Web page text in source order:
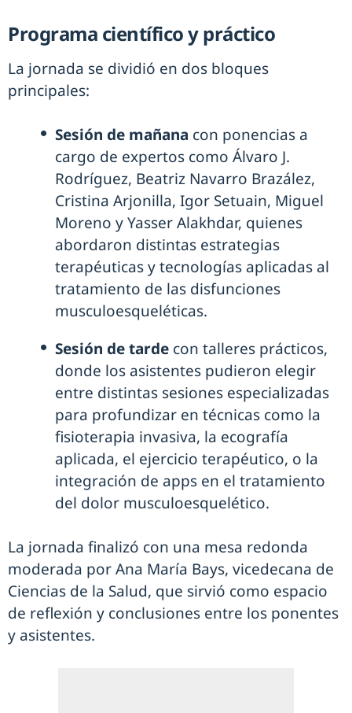
Programa científico y práctico
La jornada se dividió en dos bloques
principales:
Sesión de mañana con ponencias a
cargo de expertos como Álvaro J.
Rodríguez, Beatriz Navarro Brazález,
Cristina Arjonilla, Igor Setuain, Miguel
Moreno y Yasser Alakhdar, quienes
abordaron distintas estrategias
terapéuticas y tecnologías aplicadas al
tratamiento de las disfunciones
musculoesqueléticas.
Sesión de tarde con talleres prácticos,
donde los asistentes pudieron elegir
entre distintas sesiones especializadas
para profundizar en técnicas como la
fisioterapia invasiva, la ecografía
aplicada, el ejercicio terapéutico, o la
integración de apps en el tratamiento
del dolor musculoesquelético.
La jornada finalizó con una mesa redonda
moderada por Ana María Bays, vicedecana de
Ciencias de la Salud, que sirvió como espacio
de reflexión y conclusiones entre los ponentes
y asistentes.